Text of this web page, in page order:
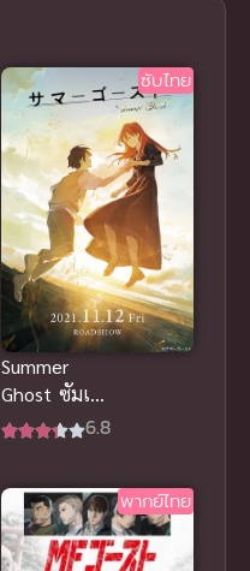
ซับไทย
Summer
Ghost ซัมเม
อร์โกสท์ พบ
ไทย
6.8
พากย์ไทย